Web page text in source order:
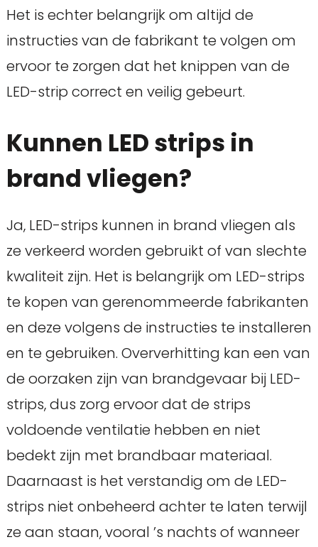
Het is echter belangrijk om altijd de
instructies van de fabrikant te volgen om
ervoor te zorgen dat het knippen van de
LED-strip correct en veilig gebeurt.
Kunnen LED strips in
brand vliegen?
Ja, LED-strips kunnen in brand vliegen als
ze verkeerd worden gebruikt of van slechte
kwaliteit zijn. Het is belangrijk om LED-strips
te kopen van gerenommeerde fabrikanten
en deze volgens de instructies te installeren
en te gebruiken. Oververhitting kan een van
de oorzaken zijn van brandgevaar bij LED-
strips, dus zorg ervoor dat de strips
voldoende ventilatie hebben en niet
bedekt zijn met brandbaar materiaal.
Daarnaast is het verstandig om de LED-
strips niet onbeheerd achter te laten terwijl
ze aan staan, vooral ’s nachts of wanneer